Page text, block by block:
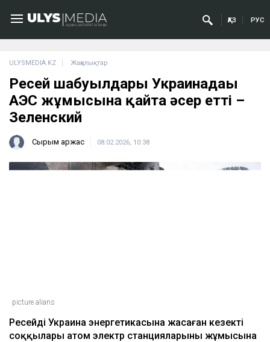
ҚАЗ РУС
ULYSMEDIA.KZ Жаңалықтар
Ресей шабуылдары Украинадағы
АЭС жұмысына қайта әсер етті –
Зеленский
Сырым Қаржас 08.02.2026, 10:38
picture alians
Ресейдің Украина энергетикасына жасаған кезекті
соққылары атом электр станцияларының жұмысына